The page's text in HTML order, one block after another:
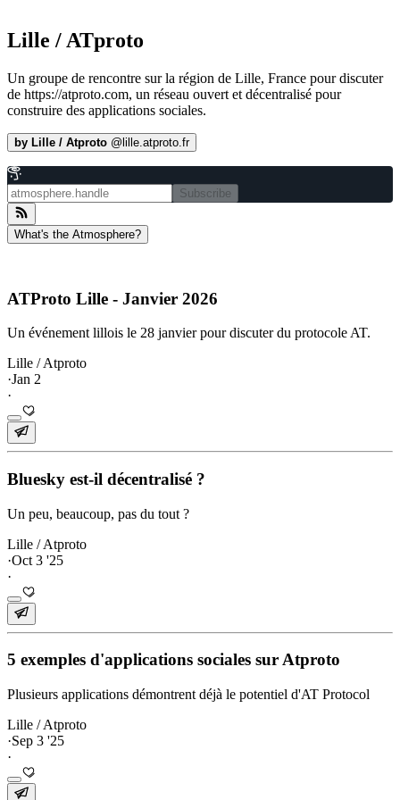
Lille / ATproto
Un groupe de rencontre sur la région de Lille, France pour discuter
de https://atproto.com, un réseau ouvert et décentralisé pour
construire des applications sociales.
by Lille / Atproto @ lille.atproto.fr
Subscribe
What's the Atmosphere?
ATProto Lille - Janvier 2026
Un événement lillois le 28 janvier pour discuter du protocole AT.
Lille / Atproto
·Jan 2
·
Bluesky est-il décentralisé ?
Un peu, beaucoup, pas du tout ?
Lille / Atproto
·Oct 3 '25
·
5 exemples d'applications sociales sur Atproto
Plusieurs applications démontrent déjà le potentiel d'AT Protocol
Lille / Atproto
·Sep 3 '25
·